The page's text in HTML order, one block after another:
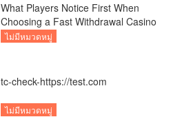
What Players Notice First When
Choosing a Fast Withdrawal Casino
UK
ไม่มีหมวดหมู่
tc-check-https://test.com
ไม่มีหมวดหมู่